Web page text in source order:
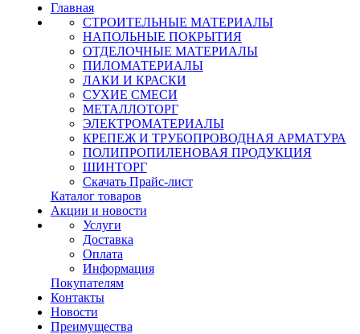
Главная
СТРОИТЕЛЬНЫЕ МАТЕРИАЛЫ
НАПОЛЬНЫЕ ПОКРЫТИЯ
ОТДЕЛОЧНЫЕ МАТЕРИАЛЫ
ПИЛОМАТЕРИАЛЫ
ЛАКИ И КРАСКИ
СУХИЕ СМЕСИ
МЕТАЛЛОТОРГ
ЭЛЕКТРОМАТЕРИАЛЫ
КРЕПЕЖ И ТРУБОПРОВОДНАЯ АРМАТУРА
ПОЛИПРОПИЛЕНОВАЯ ПРОДУКЦИЯ
ШИНТОРГ
Скачать Прайс-лист
Каталог товаров
Акции и новости
Услуги
Доставка
Оплата
Информация
Покупателям
Контакты
Новости
Преимущества